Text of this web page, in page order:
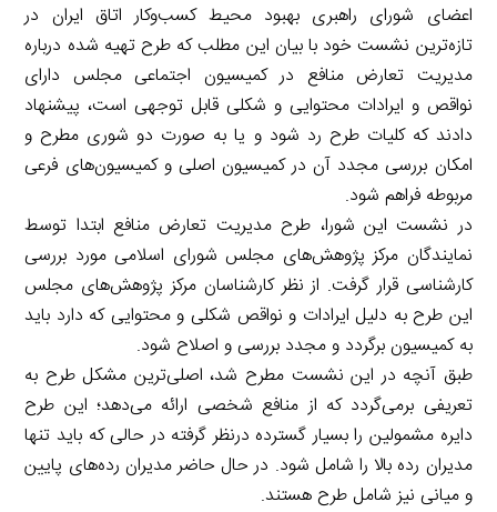
اعضای شورای راهبری بهبود محیط کسب‌وکار اتاق ایران در
تازه‌ترین نشست خود با بیان این مطلب که طرح تهیه شده درباره
مدیریت تعارض منافع در کمیسیون اجتماعی مجلس دارای
نواقص و ایرادات محتوایی و شکلی قابل توجهی است، پیشنهاد
دادند که کلیات طرح رد شود و یا به صورت دو شوری مطرح و
امکان بررسی مجدد آن در کمیسیون اصلی و کمیسیون‌های فرعی
مربوطه فراهم شود.
در نشست این شورا، طرح مدیریت تعارض منافع ابتدا توسط
نمایندگان مرکز پژوهش‌های مجلس شورای اسلامی مورد بررسی
کارشناسی قرار گرفت. از نظر کارشناسان مرکز پژوهش‌های مجلس
این طرح به دلیل ایرادات و نواقص شکلی و محتوایی که دارد باید
به کمیسیون برگردد و مجدد بررسی و اصلاح شود.
طبق آنچه در این نشست مطرح شد، اصلی‌ترین مشکل طرح به
تعریفی برمی‌گردد که از منافع شخصی ارائه می‌دهد؛ این طرح
دایره مشمولین را بسیار گسترده درنظر گرفته در حالی که باید تنها
مدیران رده بالا را شامل شود. در حال حاضر مدیران رده‌های پایین
و میانی نیز شامل طرح هستند.